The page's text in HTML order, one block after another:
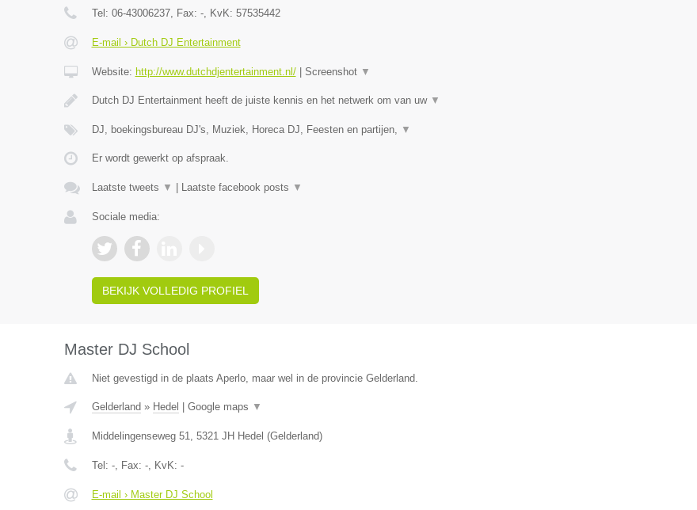
Tel: 06-43006237, Fax: -, KvK: 57535442
E-mail › Dutch DJ Entertainment
Website: http://www.dutchdjentertainment.nl/| Screenshot ▼
Dutch DJ Entertainment heeft de juiste kennis en het netwerk om van uw ▼
DJ, boekingsbureau DJ's, Muziek, Horeca DJ, Feesten en partijen, ▼
Er wordt gewerkt op afspraak.
Laatste tweets ▼ Laatste facebook posts ▼
Sociale media:
BEKIJK VOLLEDIG PROFIEL
Master DJ School
Niet gevestigd in de plaats Aperlo, maar wel in de provincie Gelderland.
Gelderland » Hedel Google maps ▼
Middelingenseweg 51, 5321 JH Hedel (Gelderland)
Tel: -, Fax: -, KvK: -
E-mail › Master DJ School